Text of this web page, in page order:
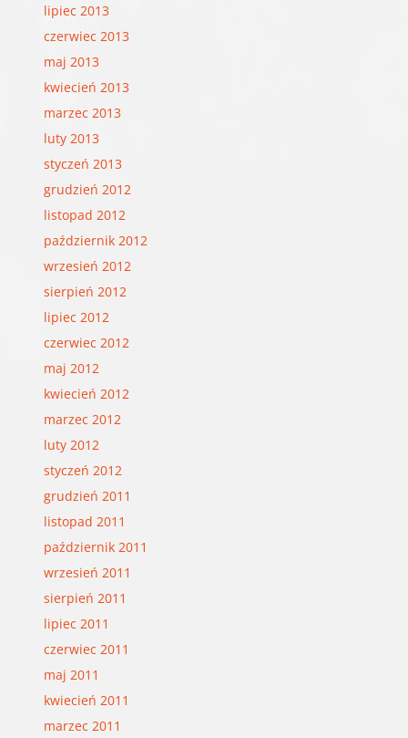
lipiec 2013
czerwiec 2013
maj 2013
kwiecień 2013
marzec 2013
luty 2013
styczeń 2013
grudzień 2012
listopad 2012
październik 2012
wrzesień 2012
sierpień 2012
lipiec 2012
czerwiec 2012
maj 2012
kwiecień 2012
marzec 2012
luty 2012
styczeń 2012
grudzień 2011
listopad 2011
październik 2011
wrzesień 2011
sierpień 2011
lipiec 2011
czerwiec 2011
maj 2011
kwiecień 2011
marzec 2011